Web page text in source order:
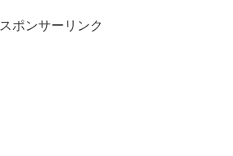
スポンサーリンク